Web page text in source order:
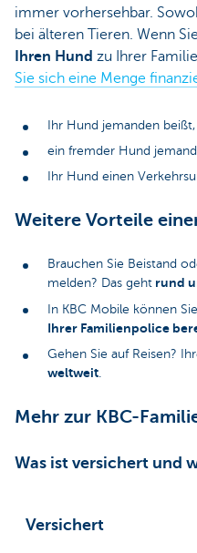
immer vorhersehbar.
bei älteren Tieren. Wenn
Ihren Hund zu Ihrer
Sie sich eine Menge
Ihr Hund jemanden
ein fremder Hund
Ihr Hund einen
Weitere Vorteile
Brauchen Sie Beistand
melden? Das geht rund
In KBC Mobile können
Ihrer Familienpolice
Gehen Sie auf Reisen?
weltweit.
Mehr zur KBC-
Was ist versichert und
Versichert